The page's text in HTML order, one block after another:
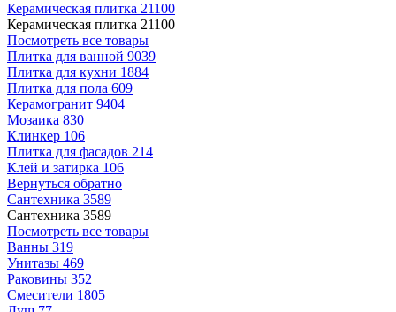
Керамическая плитка 21100
Керамическая плитка 21100
Посмотреть все товары
Плитка для ванной 9039
Плитка для кухни 1884
Плитка для пола 609
Керамогранит 9404
Мозаика 830
Клинкер 106
Плитка для фасадов 214
Клей и затирка 106
Вернуться обратно
Сантехника 3589
Сантехника 3589
Посмотреть все товары
Ванны 319
Унитазы 469
Раковины 352
Смесители 1805